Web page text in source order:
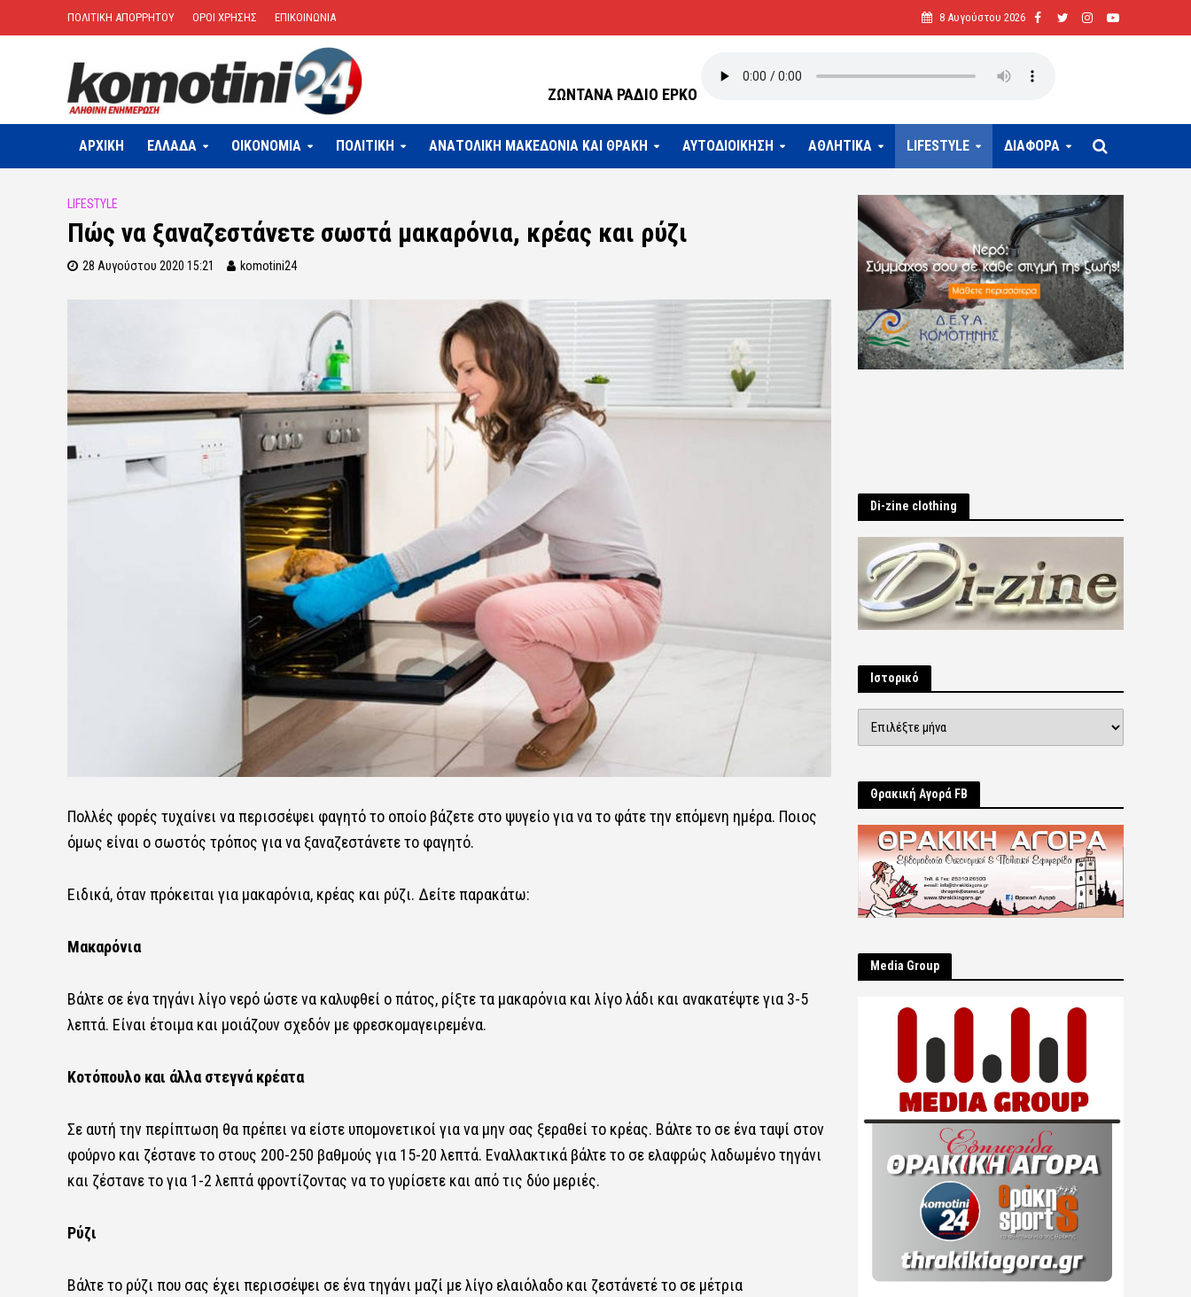
ΠΟΛΙΤΙΚΗ ΑΠΟΡΡΗΤΟΥ ΟΡΟΙ ΧΡΗΣΗΣ ΕΠΙΚΟΙΝΩΝΙΑ 8 Αυγούστου 2026
ΖΩΝΤΑΝΑ ΡΑΔΙΟ ΕΡΚΟ
ΑΡΧΙΚΗ ΕΛΛΑΔΑ OIKONOMIA ΠΟΛΙΤΙΚΗ ΑΝΑΤΟΛΙΚΗ ΜΑΚΕΔΟΝΙΑ ΚΑΙ ΘΡΑΚΗ ΑΥΤΟΔΙΟΙΚΗΣΗ ΑΘΛΗΤΙΚΑ LIFESTYLE ΔΙΑΦΟΡΑ
LIFESTYLE
Πώς να ξαναζεστάνετε σωστά μακαρόνια, κρέας και ρύζι
28 Αυγούστου 2020 15:21 komotini24
Πολλές φορές τυχαίνει να περισσέψει φαγητό το οποίο βάζετε στο ψυγείο για να το φάτε την επόμενη ημέρα. Ποιος
όμως είναι ο σωστός τρόπος για να ξαναζεστάνετε το φαγητό.
Ειδικά, όταν πρόκειται για μακαρόνια, κρέας και ρύζι. Δείτε παρακάτω:
Μακαρόνια
Βάλτε σε ένα τηγάνι λίγο νερό ώστε να καλυφθεί ο πάτος, ρίξτε τα μακαρόνια και λίγο λάδι και ανακατέψτε για 3-5
λεπτά. Είναι έτοιμα και μοιάζουν σχεδόν με φρεσκομαγειρεμένα.
Κοτόπουλο και άλλα στεγνά κρέατα
Σε αυτή την περίπτωση θα πρέπει να είστε υπομονετικοί για να μην σας ξεραθεί το κρέας. Βάλτε το σε ένα ταψί στον
φούρνο και ζέστανε το στους 200-250 βαθμούς για 15-20 λεπτά. Εναλλακτικά βάλτε το σε ελαφρώς λαδωμένο τηγάνι
και ζέστανε το για 1-2 λεπτά φροντίζοντας να το γυρίσετε και από τις δύο μεριές.
Ρύζι
Βάλτε το ρύζι που σας έχει περισσέψει σε ένα τηγάνι μαζί με λίγο ελαιόλαδο και ζεστάνετέ το σε μέτρια
Di-zine clothing
Ιστορικό
Θρακική Αγορά FB
Μedia Group